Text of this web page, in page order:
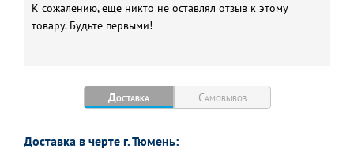
К сожалению, еще никто не оставлял отзыв к этому
товару. Будьте первыми!
Доставка Самовывоз
Доставка в черте г. Тюмень: